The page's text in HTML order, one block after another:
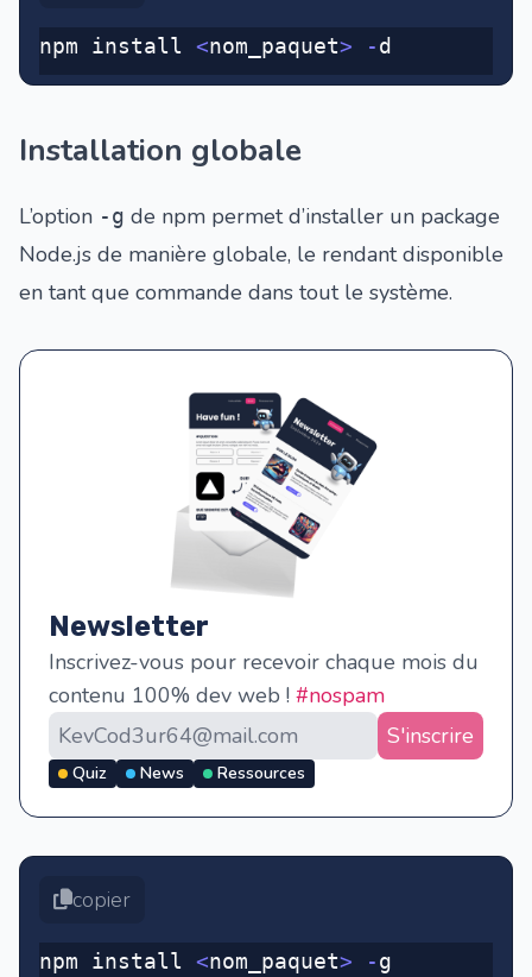
npm install <nom_paquet> -d
Installation globale
L’option -g de npm permet d’installer un package
Node.js de manière globale, le rendant disponible
en tant que commande dans tout le système.
Newsletter
Inscrivez-vous pour recevoir chaque mois du
contenu 100% dev web ! #nospam
S'inscrire
Quiz News Ressources
copier
npm install <nom_paquet> -g